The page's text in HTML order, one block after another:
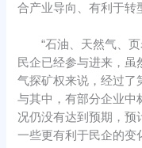
合产业导向、有利于转
“石油、天然气、页
民企已经参与进来，
气探矿权来说，经过了
与其中，有部分企业中
况仍没有达到预期，预
一些更有利于民企的变